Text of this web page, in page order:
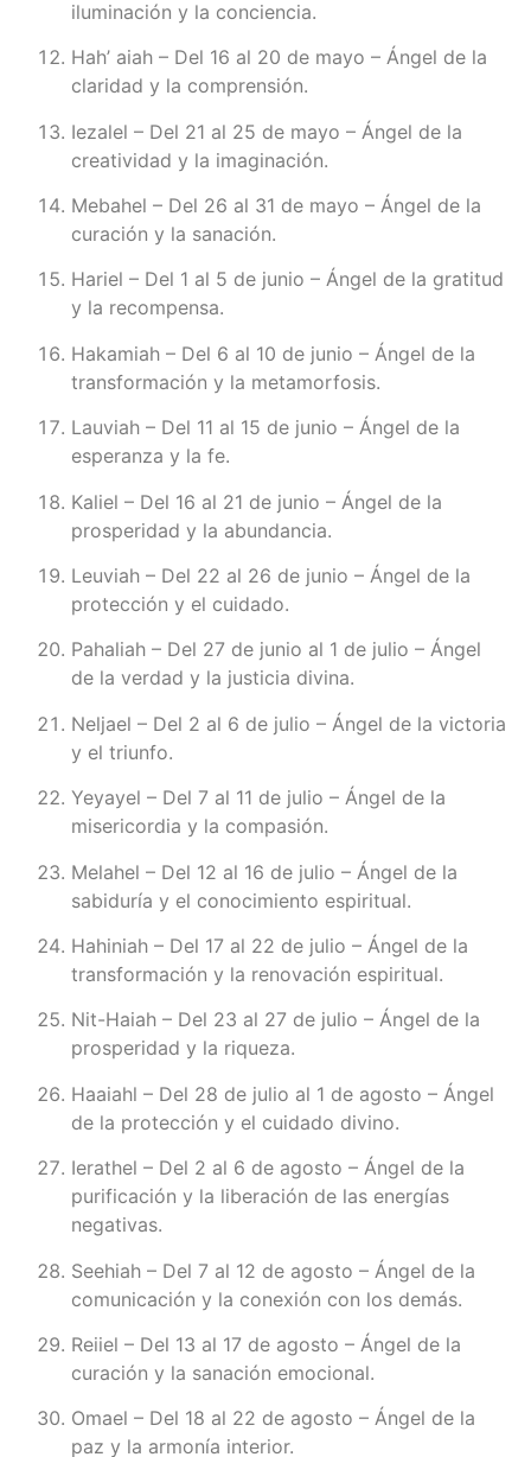
iluminación y la conciencia.
Hah’ aiah – Del 16 al 20 de mayo – Ángel de la
claridad y la comprensión.
Iezalel – Del 21 al 25 de mayo – Ángel de la
creatividad y la imaginación.
Mebahel – Del 26 al 31 de mayo – Ángel de la
curación y la sanación.
Hariel – Del 1 al 5 de junio – Ángel de la gratitud
y la recompensa.
Hakamiah – Del 6 al 10 de junio – Ángel de la
transformación y la metamorfosis.
Lauviah – Del 11 al 15 de junio – Ángel de la
esperanza y la fe.
Kaliel – Del 16 al 21 de junio – Ángel de la
prosperidad y la abundancia.
Leuviah – Del 22 al 26 de junio – Ángel de la
protección y el cuidado.
Pahaliah – Del 27 de junio al 1 de julio – Ángel
de la verdad y la justicia divina.
Neljael – Del 2 al 6 de julio – Ángel de la victoria
y el triunfo.
Yeyayel – Del 7 al 11 de julio – Ángel de la
misericordia y la compasión.
Melahel – Del 12 al 16 de julio – Ángel de la
sabiduría y el conocimiento espiritual.
Hahiniah – Del 17 al 22 de julio – Ángel de la
transformación y la renovación espiritual.
Nit-Haiah – Del 23 al 27 de julio – Ángel de la
prosperidad y la riqueza.
Haaiahl – Del 28 de julio al 1 de agosto – Ángel
de la protección y el cuidado divino.
Ierathel – Del 2 al 6 de agosto – Ángel de la
purificación y la liberación de las energías
negativas.
Seehiah – Del 7 al 12 de agosto – Ángel de la
comunicación y la conexión con los demás.
Reiiel – Del 13 al 17 de agosto – Ángel de la
curación y la sanación emocional.
Omael – Del 18 al 22 de agosto – Ángel de la
paz y la armonía interior.